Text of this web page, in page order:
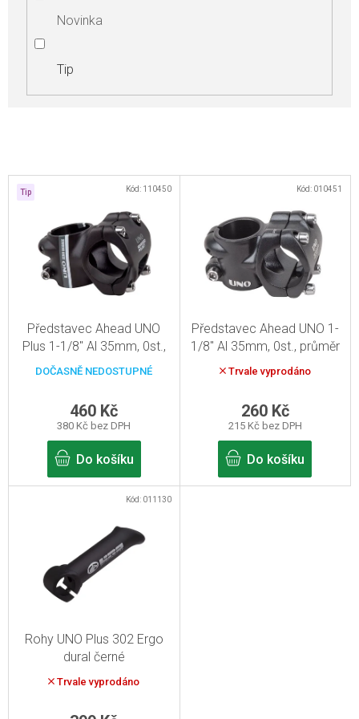
Novinka
Tip
VTip
Představec Ahead UNO
Plus 1-1/8" Al 35mm, 0st.,
průměr 31.8
DOČASNĚ NEDOSTUPNÉ
380 Kč bez DPH
460 Kč
Do košíku
Kód: 110450
Představec Ahead UNO 1-
1/8" Al 35mm, 0st., průměr
Trvale vyprodáno
215 Kč bez DPH
260 Kč
Do košíku
Kód: 010451
Rohy UNO Plus 302 Ergo
dural černé
Trvale vyprodáno
Kód: 011130